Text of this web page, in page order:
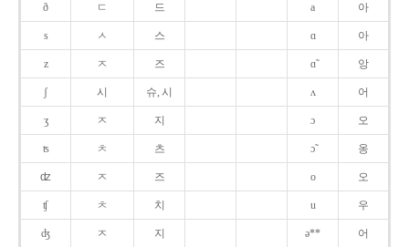
ð ㄷ 드 a 아
s ㅅ 스 ɑ 아
z ㅈ 즈 ɑ̃ 앙
ʃ 시 슈, 시 ʌ 어
ʒ ㅈ 지 ɔ 오
ʦ ㅊ 츠 ɔ̃ 옹
ʣ ㅈ 즈 o 오
ʧ ㅊ 치 u 우
ʤ ㅈ 지 ə** 어